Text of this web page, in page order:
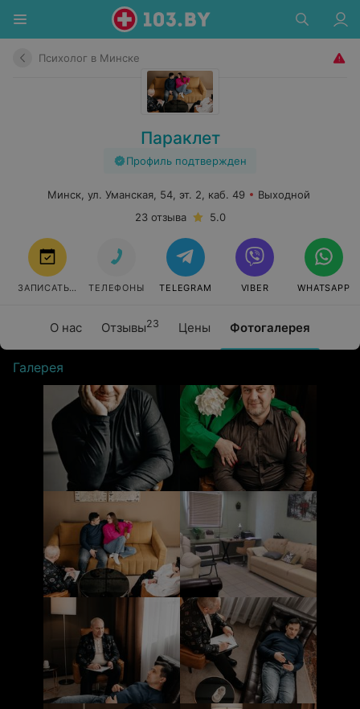
Психолог в Минске
Параклет
Профиль подтвержден
О нас Отзывы23 Цены Фотогалерея
Минск, ул. Уманская, 54, эт. 2, каб. 49
Выходной
23 отзыва
5.0
ЗАПИСАТЬСЯ ТЕЛЕФОНЫ TELEGRAM VIBER WHATSAPP
Галерея